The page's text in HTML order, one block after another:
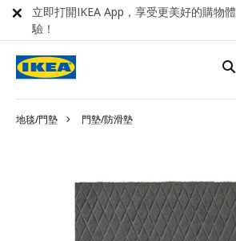
地毯/門墊 門墊/防滑墊
立即打開IKEA App，享受更美好的購物體
驗！